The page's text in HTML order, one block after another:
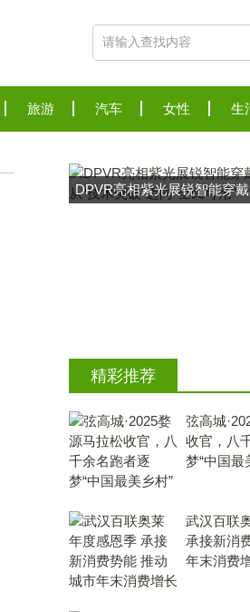
旅游 汽车 女性 生
荣膺2025食品营养健康创新
力大奖
精彩推荐
弦高城
收官，八
梦“中国最
武汉百联
承接新消
年末消费